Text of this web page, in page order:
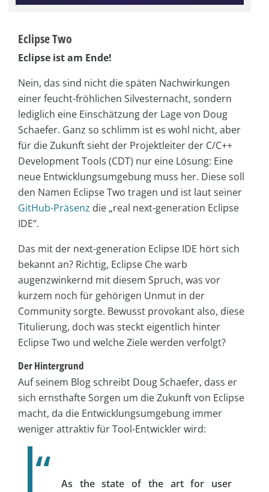
Eclipse Two
Eclipse ist am Ende!
Nein, das sind nicht die späten Nachwirkungen
einer feucht-fröhlichen Silvesternacht, sondern
lediglich eine Einschätzung der Lage von Doug
Schaefer. Ganz so schlimm ist es wohl nicht, aber
für die Zukunft sieht der Projektleiter der C/C++
Development Tools (CDT) nur eine Lösung: Eine
neue Entwicklungsumgebung muss her. Diese soll
den Namen Eclipse Two tragen und ist laut seiner
GitHub-Präsenz die „real next-generation Eclipse
IDE“.
Das mit der next-generation Eclipse IDE hört sich
bekannt an? Richtig, Eclipse Che warb
augenzwinkernd mit diesem Spruch, was vor
kurzem noch für gehörigen Unmut in der
Community sorgte. Bewusst provokant also, diese
Titulierung, doch was steckt eigentlich hinter
Eclipse Two und welche Ziele werden verfolgt?
Der Hintergrund
Auf seinem Blog schreibt Doug Schaefer, dass er
sich ernsthafte Sorgen um die Zukunft von Eclipse
macht, da die Entwicklungsumgebung immer
weniger attraktiv für Tool-Entwickler wird:
As the state of the art for user